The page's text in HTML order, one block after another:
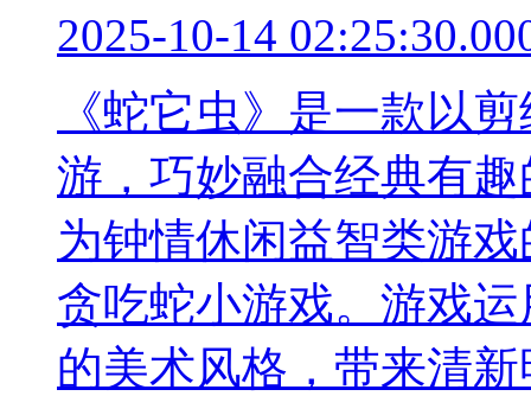
2025-10-14
《蛇它虫》是一款以
游，巧妙融合经典有
为钟情休闲益智类游
贪吃蛇小游戏。游戏
的美术风格，带来清